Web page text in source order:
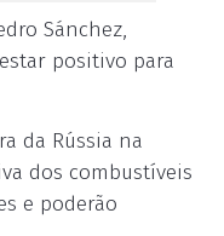
Sánchez,
positivo para
da Rússia na
dos combustíveis
e poderão